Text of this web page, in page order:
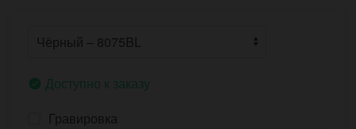
Доступно к заказу
Гравировка